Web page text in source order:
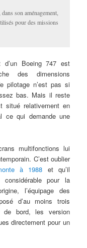
son aménagement,
pour des missions
Boeing 747 est
des dimensions
pilotage n’est pas si
bas. Mais il reste
situé relativement en
ce qui demande une
multifonctions lui
C’est oublier
à 1988 et qu’il
considérable pour la
l’équipage des
d’au moins trois
de bord, les version
directement pour un